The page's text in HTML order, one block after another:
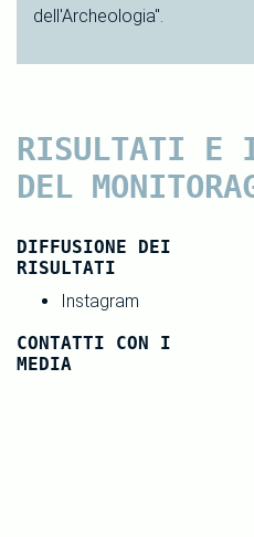
dell'Archeologia".
RISULTATI E
DEL
DIFFUSIONE DEI
RISULTATI
Instagram
CONTATTI CON I
MEDIA